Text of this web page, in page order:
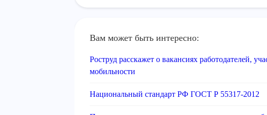
Вам может быть интересно:
Роструд расскажет о вакансиях работодателей,
мобильности
Национальный стандарт РФ ГОСТ Р 55317-2012